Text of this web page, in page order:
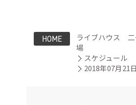
HOME
ライブハウス 二
場
スケジュール
2018年07月21